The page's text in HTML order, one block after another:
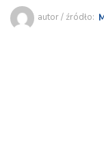
autor / źródło: